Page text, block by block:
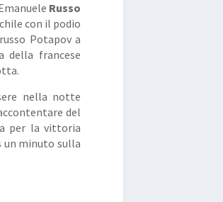
Russo
con il podio
Potapov a
della francese
nella notte
del
per la vittoria
un minuto sulla